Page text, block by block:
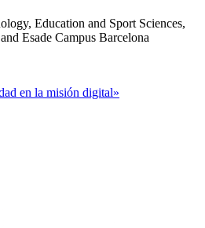
Education and Sport Sciences,
Esade Campus Barcelona
en la misión digital»